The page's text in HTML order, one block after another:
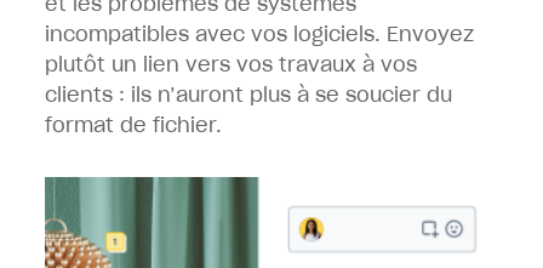
incompatibles avec vos logiciels. Envoyez
plutôt un lien vers vos travaux à vos
clients : ils n’auront plus à se soucier du
format de fichier.